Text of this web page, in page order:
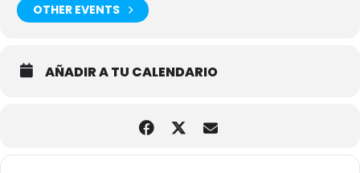
OTHER EVENTS
AÑADIR A TU CALENDARIO